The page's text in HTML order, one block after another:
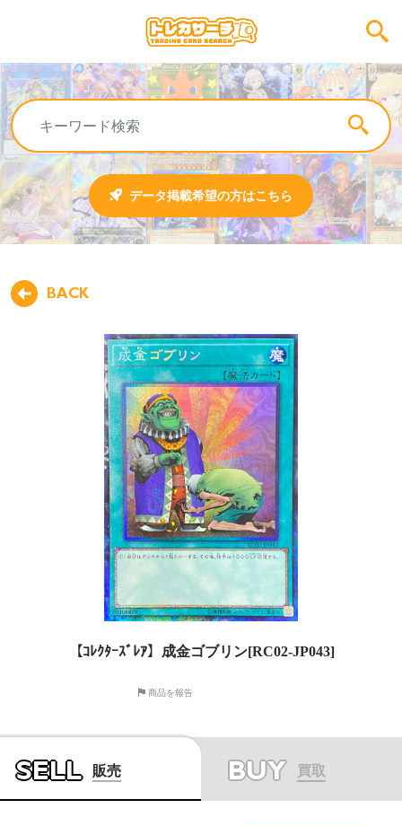
データ掲載希望の方はこちら
BACK
【ｺﾚｸﾀｰｽﾞﾚｱ】成金ゴブリン[RC02-JP043]
商品を報告
SELL 販売 BUY 買取